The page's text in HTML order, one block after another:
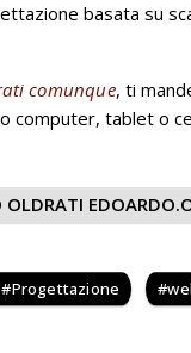
basata su
comunque, ti
computer, tablet o
OLDRATI
Progettazione